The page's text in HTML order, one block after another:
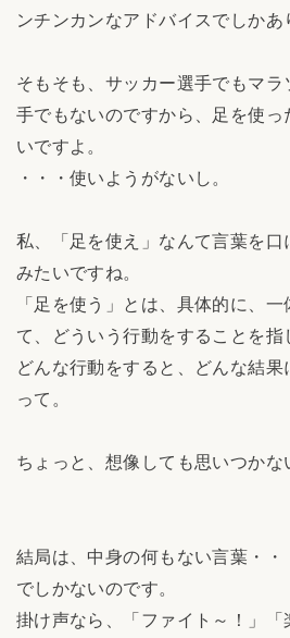
ンチンカンなアドバイスでしかあ
そもそも、サッカー選手でもマ
手でもないのですから、足を使
いですよ。
・・・使いようがないし。
私、「足を使え」なんて言葉を口
みたいですね。
「足を使う」とは、具体的に、
て、どういう行動をすることを指
どんな行動をすると、どんな結果
って。
ちょっと、想像しても思いつかな
結局は、中身の何もない言葉・
でしかないのです。
掛け声なら、「ファイト～！」